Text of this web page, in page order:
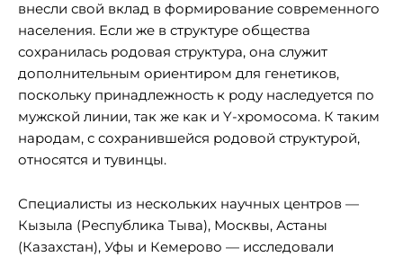
внесли свой вклад в формирование современного
населения. Если же в структуре общества
сохранилась родовая структура, она служит
дополнительным ориентиром для генетиков,
поскольку принадлежность к роду наследуется по
мужской линии, так же как и Y-хромосома. К таким
народам, с сохранившейся родовой структурой,
относятся и тувинцы.
Специалисты из нескольких научных центров —
Кызыла (Республика Тыва), Москвы, Астаны
(Казахстан), Уфы и Кемерово — исследовали